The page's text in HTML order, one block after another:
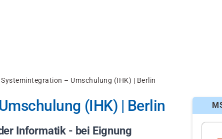
– Umschulung (IHK) | Berlin
(IHK) | Berlin
Informatik - bei Eignung